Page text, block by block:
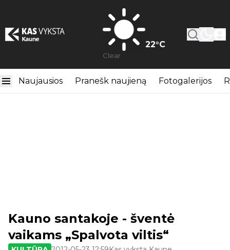
22°C
Clear
Naujausios Pranešk naujieną Fotogalerijos
Kauno santakoje - šventė
vaikams „Spalvota viltis“